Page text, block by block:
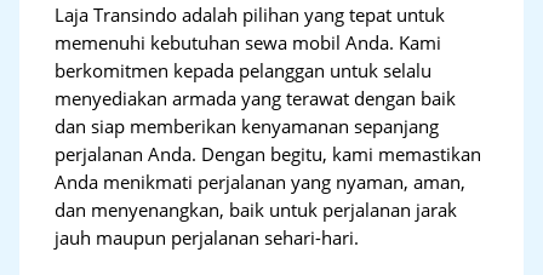
Laja Transindo adalah pilihan yang tepat untuk
memenuhi kebutuhan sewa mobil Anda. Kami
berkomitmen kepada pelanggan untuk selalu
menyediakan armada yang terawat dengan baik
dan siap memberikan kenyamanan sepanjang
perjalanan Anda. Dengan begitu, kami memastikan
Anda menikmati perjalanan yang nyaman, aman,
dan menyenangkan, baik untuk perjalanan jarak
jauh maupun perjalanan sehari-hari.